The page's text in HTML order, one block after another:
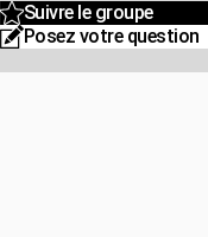
Suivre le groupe
Posez votre question